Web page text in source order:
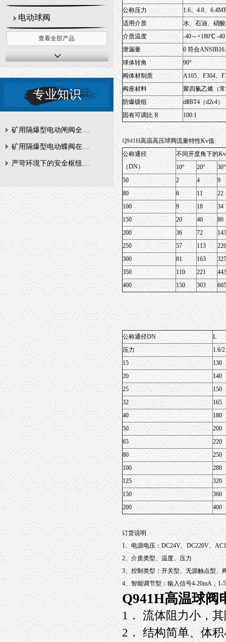
电动球阀
查看全部产品
专业知识
矿用隔爆型电动闸阀全周期维护与故障排查要点
矿用隔爆型电动蝶阀在瓦斯管道控制中的防爆设计与安全标准解析
严苛环境下的安全枢纽：矿用隔爆型电动闸阀的技术剖析
公称压力
1.6、4.0、
适用介质
水、石油、硝
介质温度
-40～+180℃ -
泄漏量
0 符合
球体转角
90°
阀体材制质
A105、F304、
阀座材料
聚四氟乙烯（
防爆级组
dⅡBT4（d2c4
固有可调比 R
100:1
Q941H高温高压球阀流量特性Kv值:
公称通径
（DN）
不同开度角下的
10°
20°
30°
50
2 4
9
80
6 11
22
100
9 18
34
150
20 40
80
200
36 72
143
250
57 113
226
300
81 163
325
350
110 221
443
400
150 303 605
公称通径DN
L
压力
1.6/
15
130
20
140
25
150
32
165
40
180
50
200
65
220
80
250
100
280
125
320
150
360
200
400
订货说明
1、电源电压：DC24V、DC220V、
2、介质类型、温度、压力
3、控制类型：开关型、无源触点型、
4、智能调节型：输入信号4-20mA，
Q941H高温球阀
1． 流体阻力小，
2． 结构简单、体